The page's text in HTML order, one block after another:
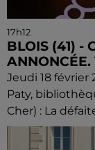
17h12
BLOIS (41) -
Jeudi 18 février
Paty,
Cher) : La